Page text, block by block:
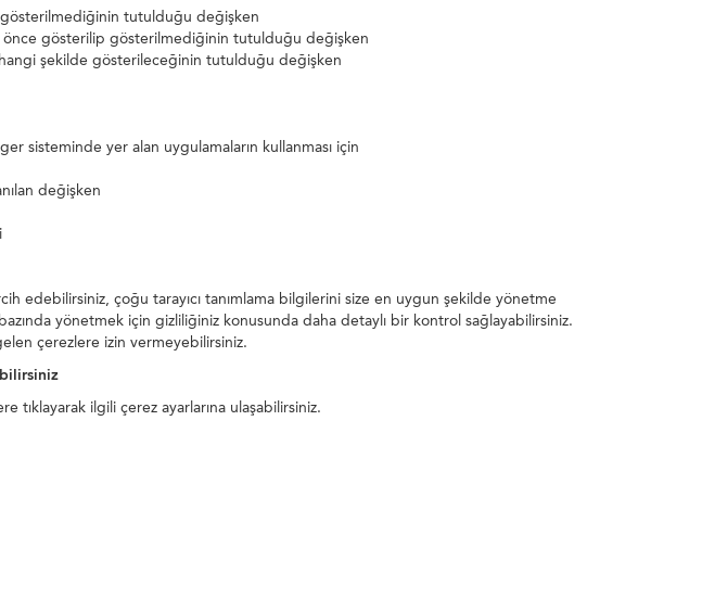
tutulduğu değişken
önce gösterilip gösterilmediğinin tutulduğu değişken
şekilde gösterileceğinin tutulduğu değişken
sisteminde yer alan uygulamaların kullanması için
değişken
edebilirsiniz, çoğu tarayıcı tanımlama bilgilerini size en uygun şekilde yönetme
bazında yönetmek için gizliliğiniz konusunda daha detaylı bir kontrol sağlayabilirsiniz.
çerezlere izin vermeyebilirsiniz.
tıklayarak ilgili çerez ayarlarına ulaşabilirsiniz.